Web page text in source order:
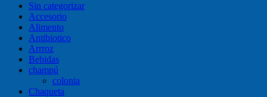
Sin categorizar
Accesorio
Alimento
Antibiotico
Arrroz
Bebidas
champú
colonia
Chaqueta